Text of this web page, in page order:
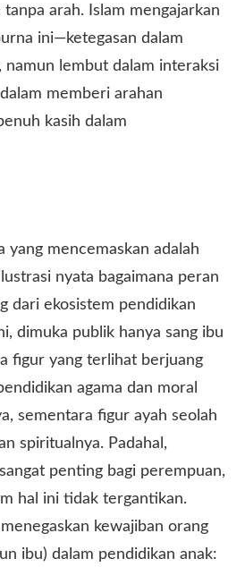
tanpa arah. Islam mengajarkan
ini—ketegasan dalam
namun lembut dalam interaksi
memberi arahan
kasih dalam
yang mencemaskan adalah
nyata bagaimana peran
dari ekosistem pendidikan
dimuka publik hanya sang ibu
figur yang terlihat berjuang
agama dan moral
sementara figur ayah seolah
spiritualnya. Padahal,
penting bagi perempuan,
hal ini tidak tergantikan.
kewajiban orang
ibu) dalam pendidikan anak: